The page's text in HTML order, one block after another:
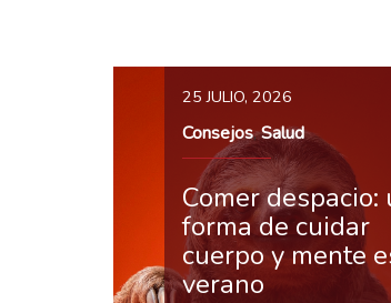
25 JULIO, 2026
Consejos,Salud
Comer despacio:
forma de cuidar
cuerpo y mente
verano